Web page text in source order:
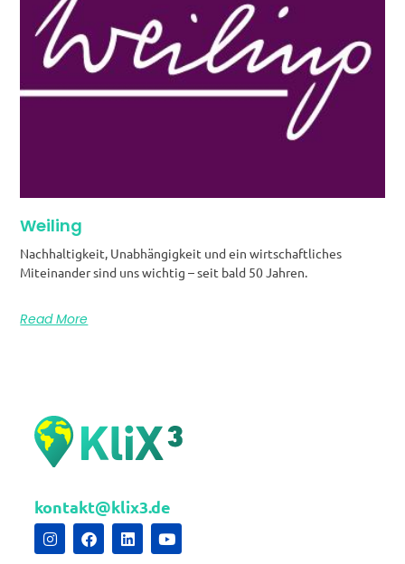
Weiling
Nachhaltigkeit, Unabhängigkeit und ein wirtschaftliches
Miteinander sind uns wichtig – seit bald 50 Jahren.
Read More
kontakt@klix3.de